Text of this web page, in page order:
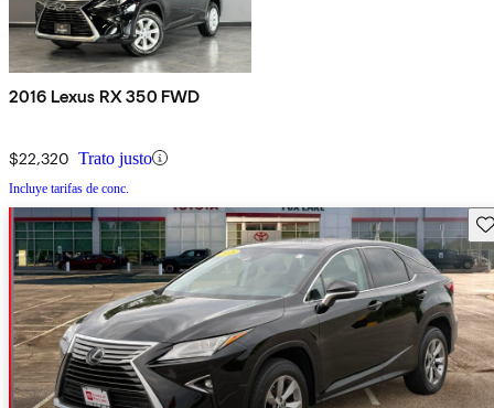
2016 Lexus RX 350 FWD
$22,320 Trato justo
Incluye tarifas de conc.